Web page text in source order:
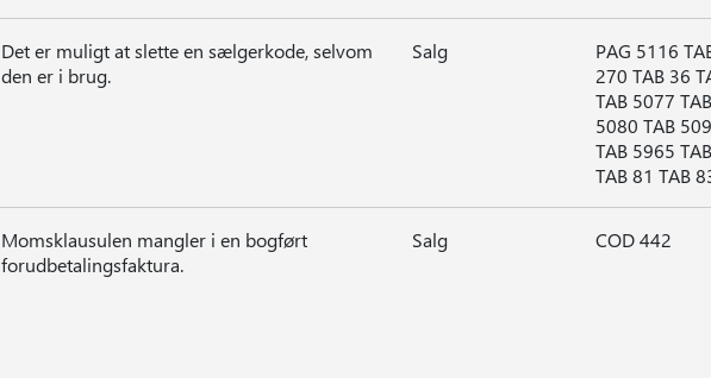
Det er muligt at slette en sælgerkode, selvom
den er i brug.
Salg
PAG 5116
270 TAB 36
TAB 5077
5080 TAB
TAB 5965
TAB 81 TAB
Momsklausulen mangler i en bogført
forudbetalingsfaktura.
Salg COD 442